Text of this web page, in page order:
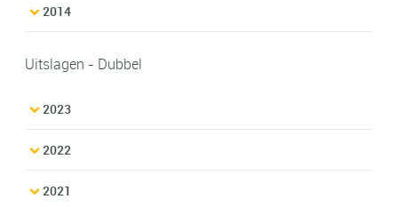
2014
Uitslagen - Dubbel
2023
2022
2021